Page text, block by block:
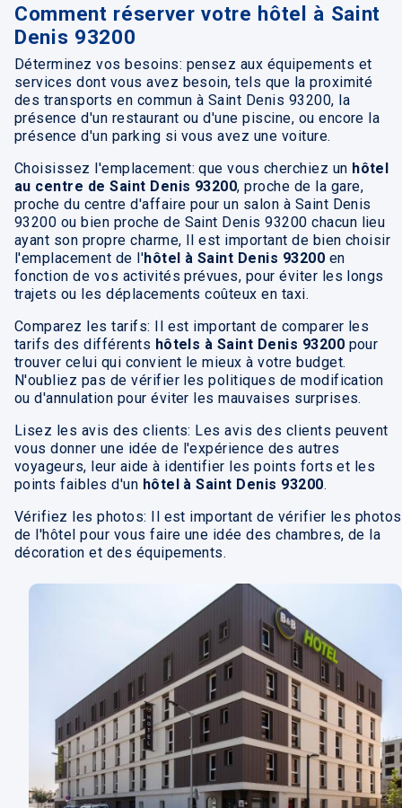
Comment réserver votre hôtel à Saint
Denis 93200
Déterminez vos besoins: pensez aux équipements et
services dont vous avez besoin, tels que la proximité
des transports en commun à Saint Denis 93200, la
présence d'un restaurant ou d'une piscine, ou encore la
présence d'un parking si vous avez une voiture.
Choisissez l'emplacement: que vous cherchiez un hôtel
au centre de Saint Denis 93200, proche de la gare,
proche du centre d'affaire pour un salon à Saint Denis
93200 ou bien proche de Saint Denis 93200 chacun lieu
ayant son propre charme, Il est important de bien choisir
l'emplacement de l'hôtel à Saint Denis 93200 en
fonction de vos activités prévues, pour éviter les longs
trajets ou les déplacements coûteux en taxi.
Comparez les tarifs: Il est important de comparer les
tarifs des différents hôtels à Saint Denis 93200 pour
trouver celui qui convient le mieux à votre budget.
N'oubliez pas de vérifier les politiques de modification
ou d'annulation pour éviter les mauvaises surprises.
Lisez les avis des clients: Les avis des clients peuvent
vous donner une idée de l'expérience des autres
voyageurs, leur aide à identifier les points forts et les
points faibles d'un hôtel à Saint Denis 93200.
Vérifiez les photos: Il est important de vérifier les photos
de l'hôtel pour vous faire une idée des chambres, de la
décoration et des équipements.